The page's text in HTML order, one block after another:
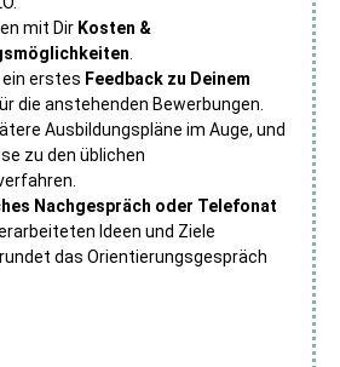
mit Dir Kosten &
.
ein erstes Feedback zu Deinem
die anstehenden Bewerbungen.
Ausbildungspläne im Auge, und
zu den üblichen
Nachgespräch oder Telefonat
Ideen und Ziele
das Orientierungsgespräch